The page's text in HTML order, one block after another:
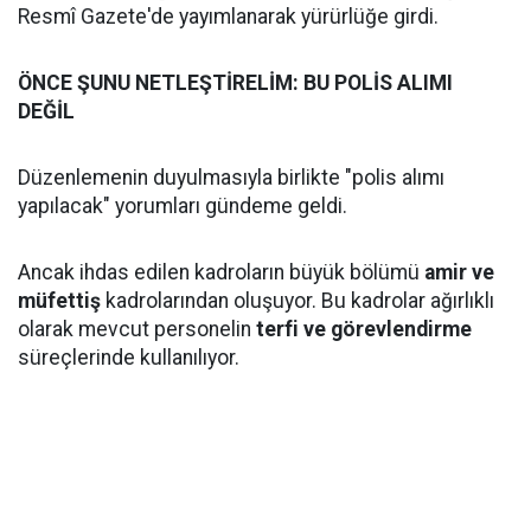
Resmî Gazete'de yayımlanarak yürürlüğe girdi.
ÖNCE ŞUNU NETLEŞTİRELİM: BU POLİS ALIMI
DEĞİL
Düzenlemenin duyulmasıyla birlikte "polis alımı
yapılacak" yorumları gündeme geldi.
Ancak ihdas edilen kadroların büyük bölümü amir ve
müfettiş kadrolarından oluşuyor. Bu kadrolar ağırlıklı
olarak mevcut personelin terfi ve görevlendirme
süreçlerinde kullanılıyor.